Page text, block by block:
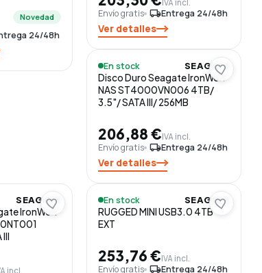
Novedad
24/48h
IVA incl.
Envío gratis local_shippingEntrega 24/48h
Ver detalles
En stock SEAGATE
Disco Duro Seagate IronWolf
NAS ST4000VN006 4TB/
3.5"/ SATA III/ 256MB
206,88 €IVA incl.
Envío gratis local_shippingEntrega 24/48h
Ver detalles
SEAGATE
IronWolf
incl.
En stock SEAGATE
RUGGED MINI USB3.0 4TB
EXT
253,76 €IVA incl.
Envío gratis local_shippingEntrega 24/48h